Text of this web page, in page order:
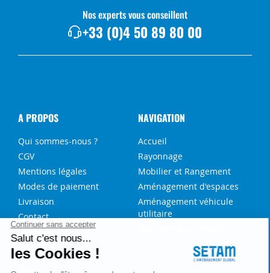
Nos experts vous conseillent
+33 (0)4 50 89 80 00
A PROPOS
Qui sommes-nous ?
CGV
Mentions légales
Modes de paiement
Livraison
Contact
NAVIGATION
Accueil
Rayonnage
Mobilier et Rangement
Aménagement d'espaces
Aménagement véhicule
utilitaire
NOS SERVICES